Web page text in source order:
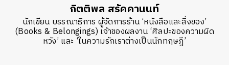
กิตติพล สรัคคานนท์
นักเขียน บรรณาธิการ ผู้จัดการร้าน ‘หนังสือและสิ่งของ’
(Books & Belongings) เจ้าของผลงาน ‘ศิลปะของความผิด
หวัง’ และ ‘ในความรักเราต่างเป็นนักทฤษฎี’